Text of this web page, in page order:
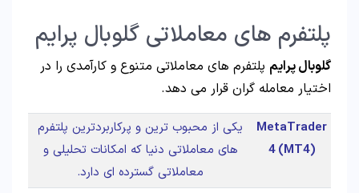
پلتفرم های معاملاتی گلوبال پرایم
گلوبال پرایم پلتفرم های معاملاتی متنوع و کارآمدی را در
اختیار معامله گران قرار می دهد.
MetaTrader
4 (MT4)
یکی از محبوب ترین و پرکاربردترین پلتفرم
های معاملاتی دنیا که امکانات تحلیلی و
معاملاتی گسترده ای دارد.